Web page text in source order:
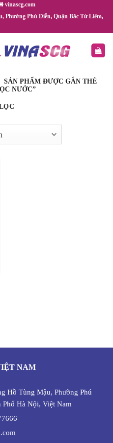
vinascg.com
Phường Phú Diễn, Quận Bắc Từ Liêm,
SẢN PHẨM ĐƯỢC GẮN THẺ
NƯỚC”
NAM
Hồ Tùng Mậu, Phường Phú
Phố Hà Nội, Việt Nam